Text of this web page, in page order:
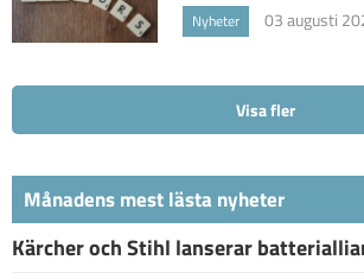
Nyheter 03 augusti
Visa fler
Månadens mest lästa nyheter
Kärcher och Stihl lanserar